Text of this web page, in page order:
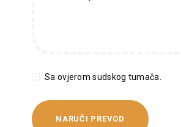
Sa ovjerom sudskog tumača.